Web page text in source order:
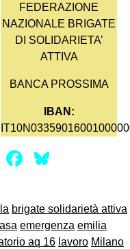
FEDERAZIONE
NAZIONALE BRIGATE
DI SOLIDARIETA’
ATTIVA
BANCA PROSSIMA
IBAN:
Mastodon
Facebook
brigate solidarietà attiva
emergenza emilia
aq 16 lavoro Milano